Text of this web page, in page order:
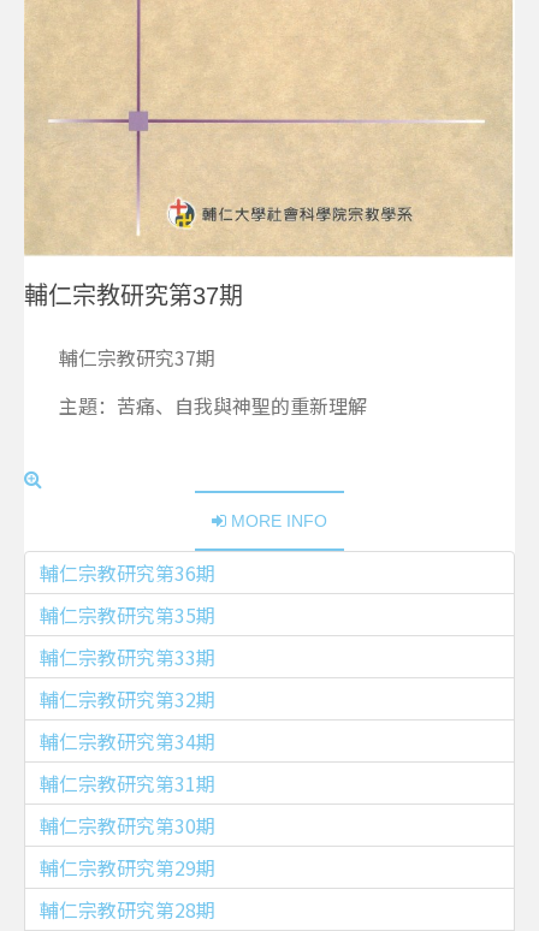
輔仁宗教研究第37期
輔仁宗教研究37期
主題：苦痛、自我與神聖的重新理解
MORE INFO
輔仁宗教研究第36期
輔仁宗教研究第35期
輔仁宗教研究第33期
輔仁宗教研究第32期
輔仁宗教研究第34期
輔仁宗教研究第31期
輔仁宗教研究第30期
輔仁宗教研究第29期
輔仁宗教研究第28期